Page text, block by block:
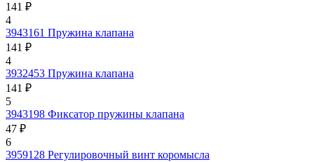
141 ₽
4
3943161 Пружина клапана
141 ₽
4
3932453 Пружина клапана
141 ₽
5
3943198 Фиксатор пружины клапана
47 ₽
6
3959128 Регулировочный винт коромысла